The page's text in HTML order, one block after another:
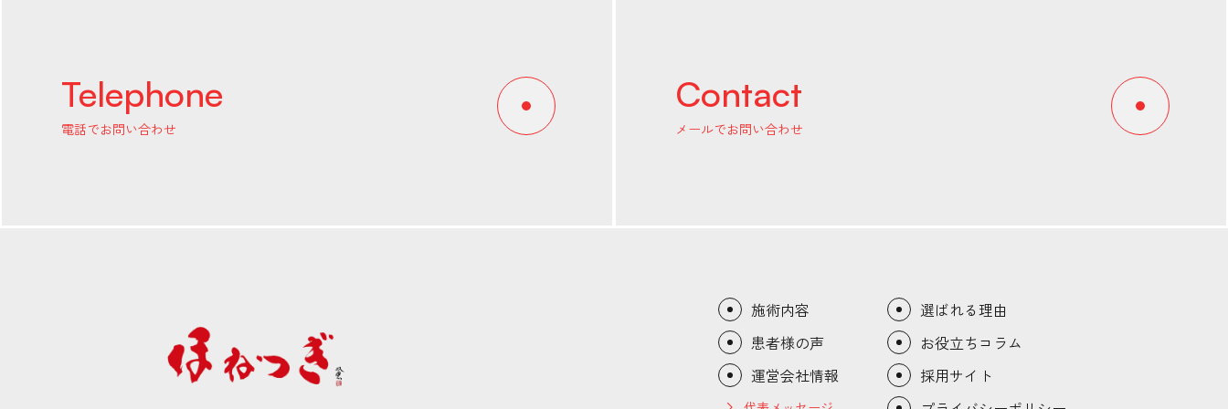
Telephone
電話でお問い合わせ
Contact
メールでお問い合わせ
施術内容
患者様の声
運営会社情報
選ばれる理由
お役立ちコラム
採用サイト